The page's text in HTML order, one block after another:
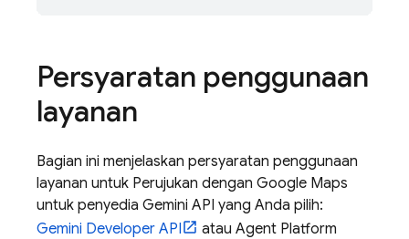
Persyaratan penggunaan
layanan
Bagian ini menjelaskan persyaratan penggunaan
layanan untuk Perujukan dengan Google Maps
untuk penyedia Gemini API yang Anda pilih:
Gemini Developer API
atau Agent Platform